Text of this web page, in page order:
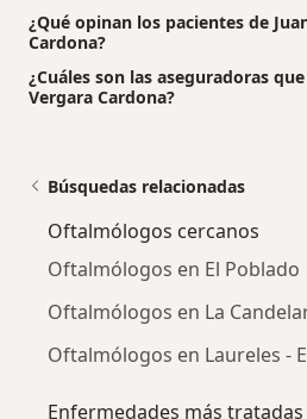
¿Qué opinan los pacientes de
Cardona?
¿Cuáles son las aseguradoras
Vergara Cardona?
Búsquedas relacionadas
Oftalmólogos cercanos
Oftalmólogos en El Poblado
Oftalmólogos en La
Oftalmólogos en Laureles -
Enfermedades más tratadas